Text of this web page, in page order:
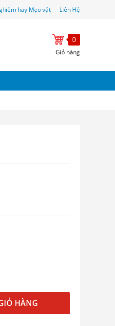
hay Mẹo vặt Liên Hệ
0
Giỏ hàng
HÀNG